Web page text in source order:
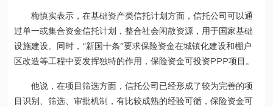
梅慎实表示，在基础资产类信托计划方面，信托公司可以通
过单一或集合资金信托计划，整合社会闲散资源，用于国家基础
设施建设。同时，“新国十条”要求保险资金在城镇化建设和棚户
区改造等工程中要发挥独特的作用，保险资金可投资PPP项目。
他说，在项目筛选方面，信托公司已经形成了较为完善的项
目识别、筛选、审批机制，有比较成熟的经验可循，保险资金可